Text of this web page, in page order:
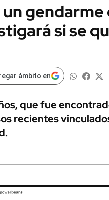
MUNDO
AUTOS
gendarme
si se
ámbito en
que fue
recientes